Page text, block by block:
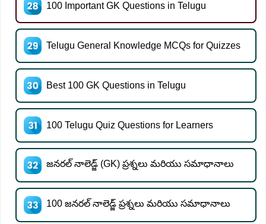
100 Important GK Questions in Telugu
Telugu General Knowledge MCQs for Quizzes
Best 100 GK Questions in Telugu
100 Telugu Quiz Questions for Learners
జనరల్ నాలెడ్జ్ (GK) ప్రశ్నలు మరియు సమాధానాలు
100 జనరల్ నాలెడ్జ్ ప్రశ్నలు మరియు సమాధానాలు